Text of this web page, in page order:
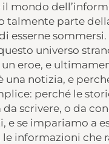
mondo
talmente parte
esserne
universo
eroe, e
una notizia, e
perché le
scrivere, o da
e se impariamo a
le informazioni che